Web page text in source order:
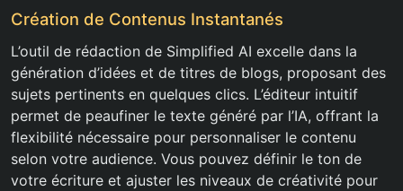
Création de Contenus Instantanés
L’outil de rédaction de Simplified AI excelle dans la
génération d’idées et de titres de blogs, proposant des
sujets pertinents en quelques clics. L’éditeur intuitif
permet de peaufiner le texte généré par l’IA, offrant la
flexibilité nécessaire pour personnaliser le contenu
selon votre audience. Vous pouvez définir le ton de
votre écriture et ajuster les niveaux de créativité pour